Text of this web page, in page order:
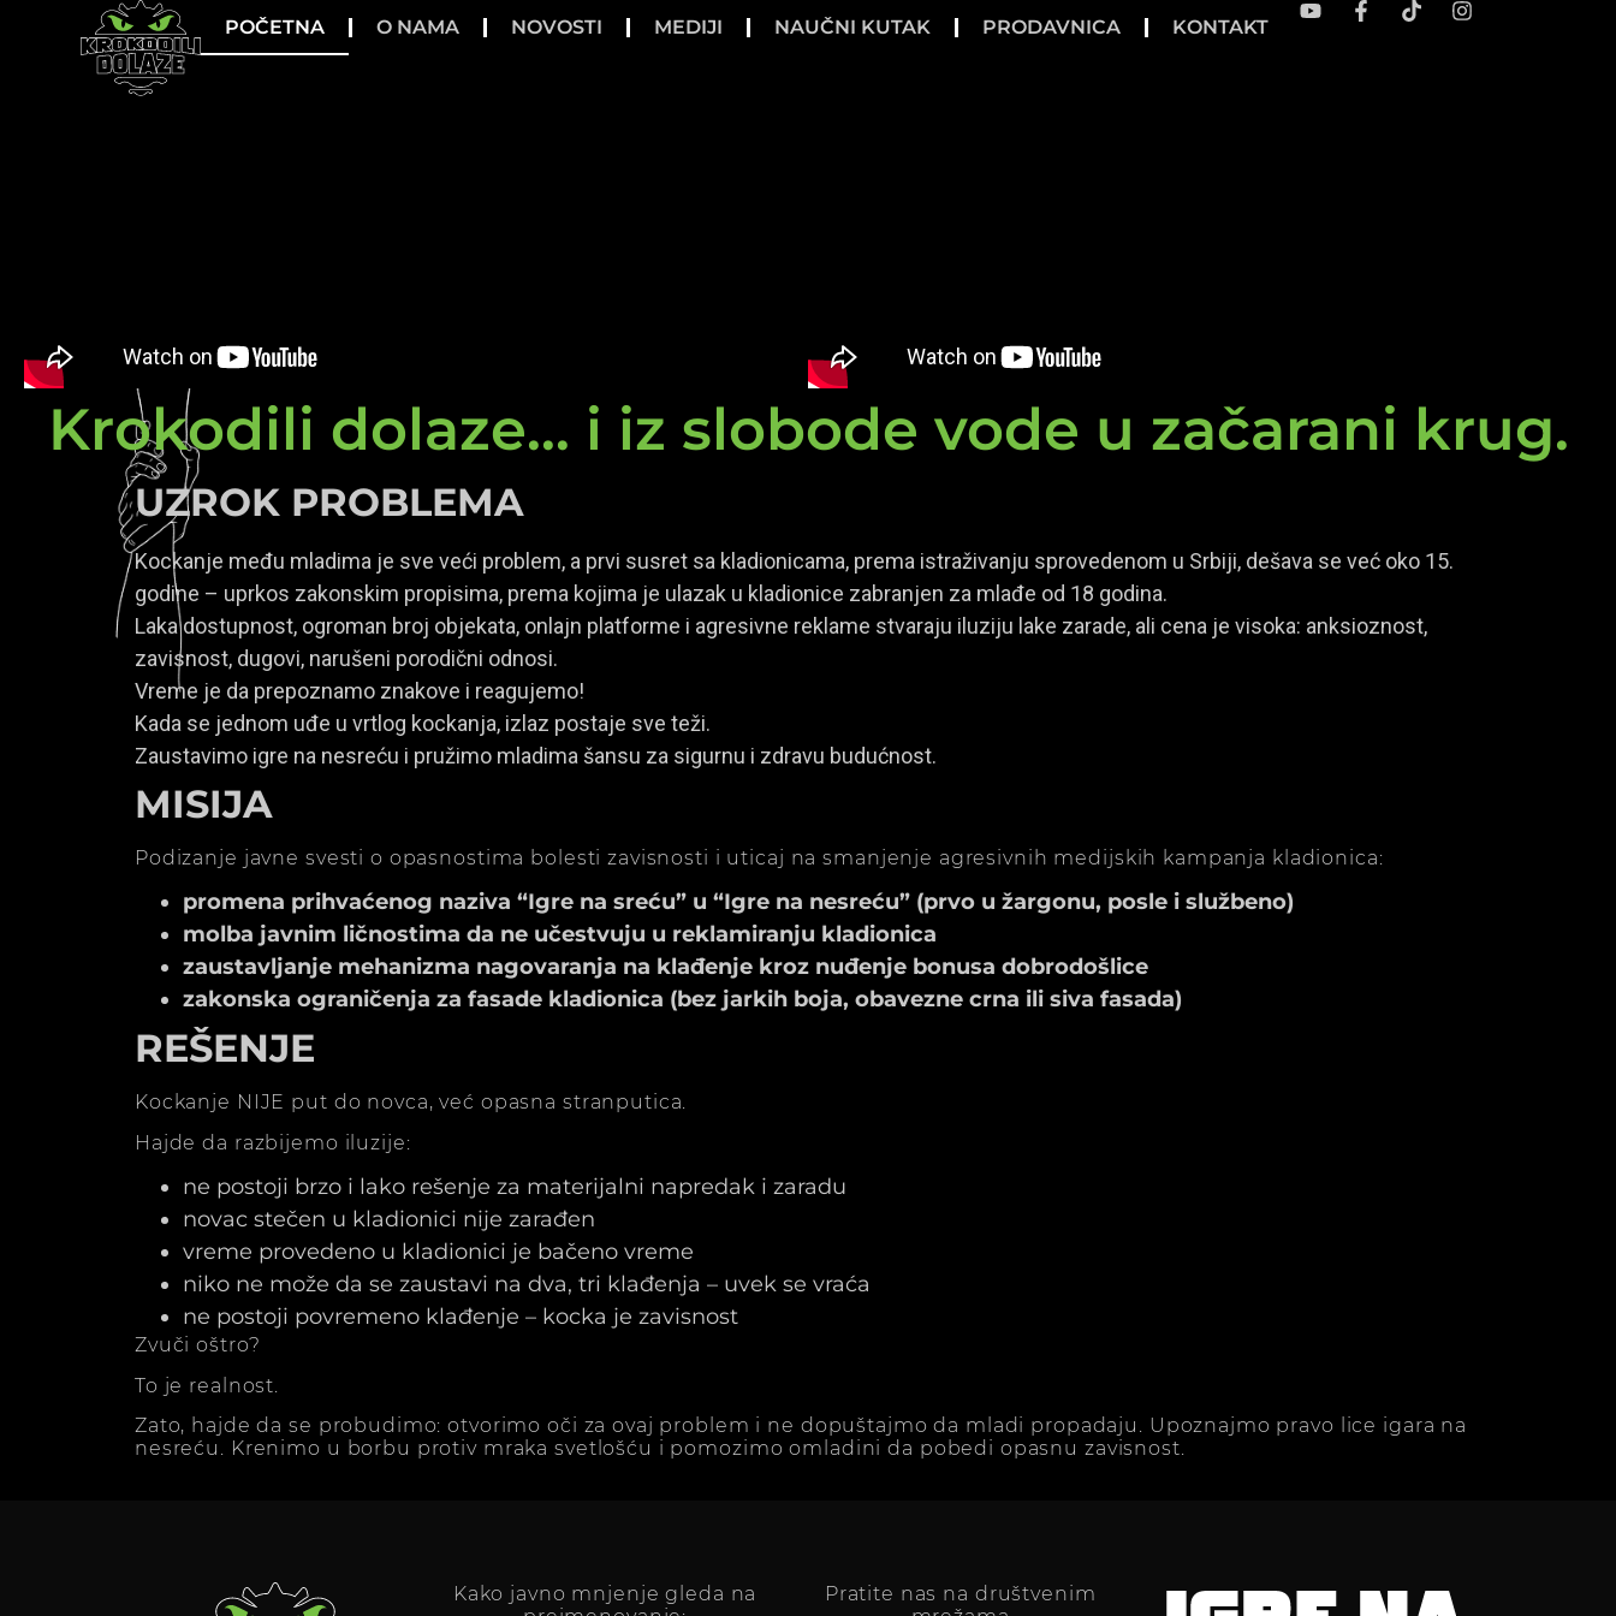
POČETNA O NAMA NOVOSTI MEDIJI NAUČNI KUTAK PRODAVNICA KONTAKT
Krokodili dolaze... i iz slobode vode u začarani krug.
UZROK PROBLEMA
Kockanje među mladima je sve veći problem, a prvi susret sa kladionicama, prema istraživanju sprovedenom u Srbiji, dešava se već oko 15.
godine – uprkos zakonskim propisima, prema kojima je ulazak u kladionice zabranjen za mlađe od 18 godina.
Laka dostupnost, ogroman broj objekata, onlajn platforme i agresivne reklame stvaraju iluziju lake zarade, ali cena je visoka: anksioznost,
zavisnost, dugovi, narušeni porodični odnosi.
Vreme je da prepoznamo znakove i reagujemo!
Kada se jednom uđe u vrtlog kockanja, izlaz postaje sve teži.
Zaustavimo igre na nesreću i pružimo mladima šansu za sigurnu i zdravu budućnost.
MISIJA
Podizanje javne svesti o opasnostima bolesti zavisnosti i uticaj na smanjenje agresivnih medijskih kampanja kladionica:
promena prihvaćenog naziva “Igre na sreću” u “Igre na nesreću” (prvo u žargonu, posle i službeno)
molba javnim ličnostima da ne učestvuju u reklamiranju kladionica
zaustavljanje mehanizma nagovaranja na klađenje kroz nuđenje bonusa dobrodošlice
zakonska ograničenja za fasade kladionica (bez jarkih boja, obavezne crna ili siva fasada)
REŠENJE
Kockanje NIJE put do novca, već opasna stranputica.
Hajde da razbijemo iluzije:
ne postoji brzo i lako rešenje za materijalni napredak i zaradu
novac stečen u kladionici nije zarađen
vreme provedeno u kladionici je bačeno vreme
niko ne može da se zaustavi na dva, tri klađenja – uvek se vraća
ne postoji povremeno klađenje – kocka je zavisnost
Zvuči oštro?
To je realnost.
Zato, hajde da se probudimo: otvorimo oči za ovaj problem i ne dopuštajmo da mladi propadaju. Upoznajmo pravo lice igara na
nesreću. Krenimo u borbu protiv mraka svetlošću i pomozimo omladini da pobedi opasnu zavisnost.
Kako javno mnjenje gleda na
Pratite nas na društvenim